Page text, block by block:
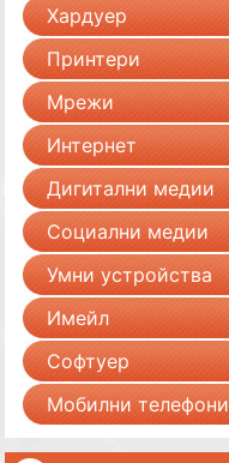
Хардуер
Принтери
Мрежи
Интернет
Дигитални медии
Социални медии
Умни устройства
Имейл
Софтуер
Мобилни телефони